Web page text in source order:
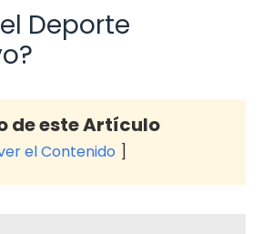
Deporte
de este Artículo
el Contenido